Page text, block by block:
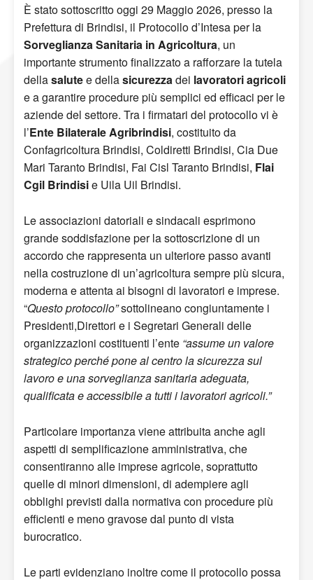
È stato sottoscritto oggi 29 Maggio 2026, presso la
Prefettura di Brindisi, il Protocollo d’Intesa per la
Sorveglianza Sanitaria in Agricoltura, un
importante strumento finalizzato a rafforzare la tutela
dellasalutee dellasicurezzadei lavoratori agricoli
e a garantire procedure più semplici ed efficaci per le
aziende del settore. Tra i firmatari del protocollo vi è
l’Ente Bilaterale Agribrindisi, costituito da
Confagricoltura Brindisi, Coldiretti Brindisi, Cia Due
Mari Taranto Brindisi, Fai Cisl Taranto Brindisi, Flai
Cgil Brindisie Uila Uil Brindisi.
Le associazioni datoriali e sindacali esprimono
grande soddisfazione per la sottoscrizione di un
accordo che rappresenta un ulteriore passo avanti
nella costruzione di un’agricoltura sempre più sicura,
moderna e attenta ai bisogni di lavoratori e imprese.
“Questo protocollo”sottolineano congiuntamente i
Presidenti,Direttori e i Segretari Generali delle
organizzazioni costituenti l’ente “assume un valore
strategico perché pone al centro la sicurezza sul
lavoro e una sorveglianza sanitaria adeguata,
qualificata e accessibile a tutti i lavoratori agricoli.”
Particolare importanza viene attribuita anche agli
aspetti di semplificazione amministrativa, che
consentiranno alle imprese agricole, soprattutto
quelle di minori dimensioni, di adempiere agli
obblighi previsti dalla normativa con procedure più
efficienti e meno gravose dal punto di vista
burocratico.
Le parti evidenziano inoltre come il protocollo possa